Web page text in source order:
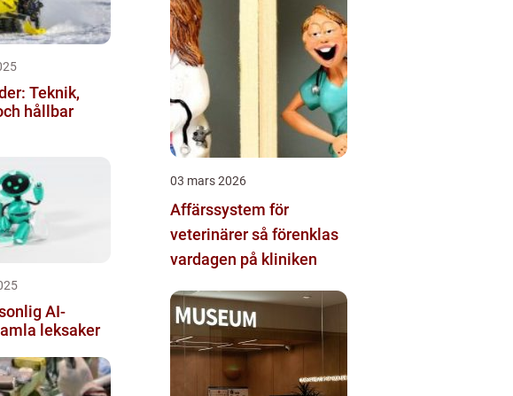
Teknik,
hållbar
AI-
leksaker
03 mars 2026
Affärssystem för
veterinärer så förenklas
vardagen på kliniken